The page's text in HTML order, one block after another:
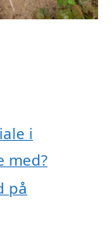
i
med?
på